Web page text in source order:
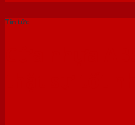
Tin tức